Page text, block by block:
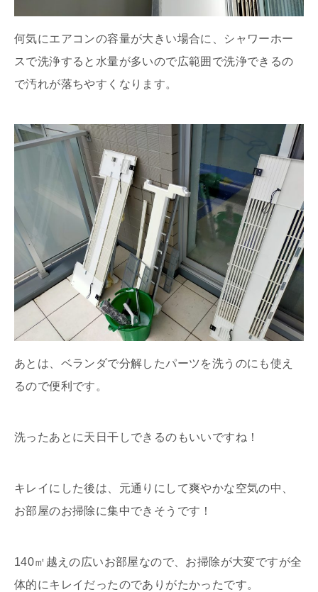
何気にエアコンの容量が大きい場合に、シャワーホー
スで洗浄すると水量が多いので広範囲で洗浄できるの
で汚れが落ちやすくなります。
あとは、ベランダで分解したパーツを洗うのにも使え
るので便利です。
洗ったあとに天日干しできるのもいいですね！
キレイにした後は、元通りにして爽やかな空気の中、
お部屋のお掃除に集中できそうです！
140㎡越えの広いお部屋なので、お掃除が大変ですが全
体的にキレイだったのでありがたかったです。